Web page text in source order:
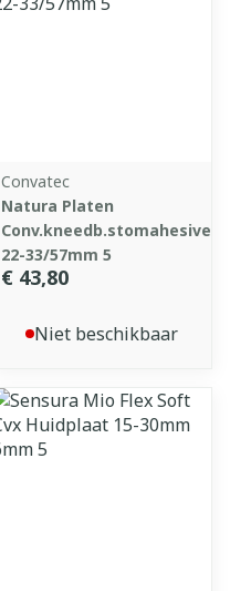
Convatec
Natura Platen
Conv.kneedb.stomahesive
22-33/57mm 5
€ 43,80
Niet beschikbaar